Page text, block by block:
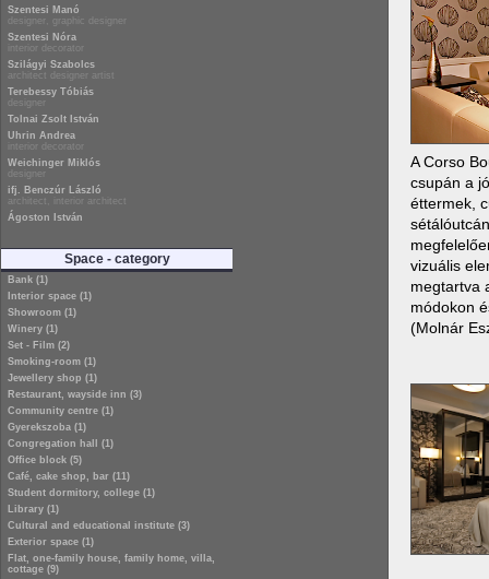
Szentesi Manó
designer, graphic designer
Szentesi Nóra
interior decorator
Szilágyi Szabolcs
architect designer artist
Terebessy Tóbiás
designer
Tolnai Zsolt István
Uhrin Andrea
interior decorator
Weichinger Miklós
designer
ifj. Benczúr László
architect, interior architect
Ágoston István
Space - category
Bank (1)
Interior space (1)
Showroom (1)
Winery (1)
Set - Film (2)
Smoking-room (1)
Jewellery shop (1)
Restaurant, wayside inn (3)
Community centre (1)
Gyerekszoba (1)
Congregation hall (1)
Office block (5)
Café, cake shop, bar (11)
Student dormitory, college (1)
Library (1)
Cultural and educational institute (3)
Exterior space (1)
Flat, one-family house, family home, villa,
cottage (9)
A Corso
csupán a
éttermek,
vizuális
megtartva
módokon
(Molnár